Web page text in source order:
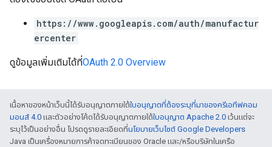
https://www.googleapis.com/auth/manufactur
ercenter
ดูข้อมูลเพิ่มเติมได้ที่OAuth 2.0 Overview
เนื้อหาของหน้าเว็บนี้ได้รับอนุญาตภายใต้ใบอนุญาตที่ต้องระบุที่มาของครีเอทีฟคอม
มอนส์ 4.0 และตัวอย่างโค้ดได้รับอนุญาตภายใต้ใบอนุญาต Apache 2.0 เว้นแต่จะ
ระบุไว้เป็นอย่างอื่น โปรดดูรายละเอียดที่นโยบายเว็บไซต์ Google Developers
Java เป็นเครื่องหมายการค้าจดทะเบียนของ Oracle และ/หรือบริษัทในเครือ